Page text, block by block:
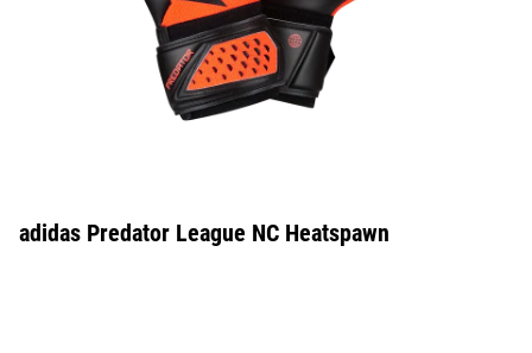
adidas Predator League NC Heatspawn